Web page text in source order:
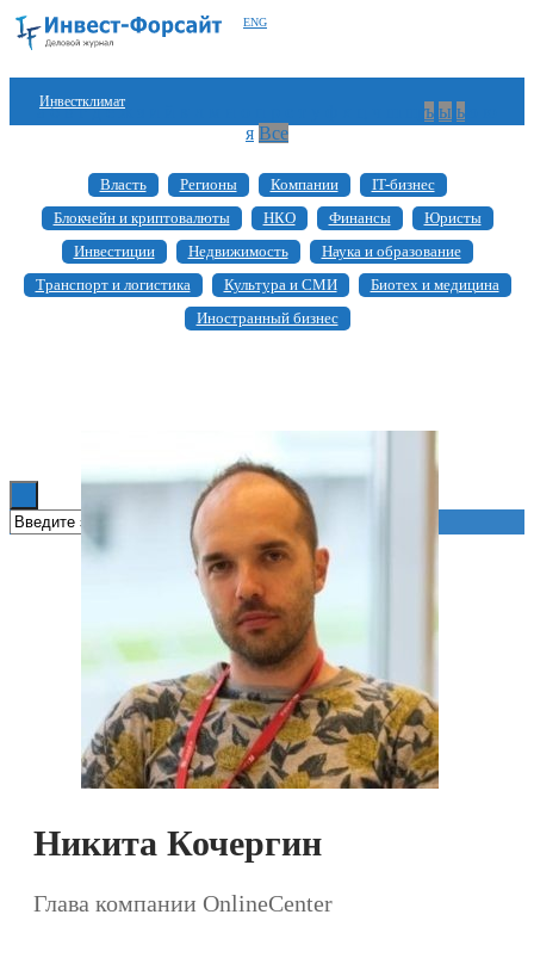
ENG
Инвестклимат
Инвестиции
Блокчейн
Стартапы
а б в г д е ж ъ ы ь
я Все
Власть Регионы Компании
IT-бизнес
Блокчейн и криптовалюты
НКО Финансы
Юристы
Инвестиции
Недвижимость
Наука и образование
Транспорт и логистика
Культура и СМИ
Биотех и медицина
Иностранный бизнес
Никита Кочергин
Глава компании OnlineCenter